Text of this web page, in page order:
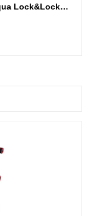
Bình nhựa đựng nước Aqua Lock&Lock 2.1L